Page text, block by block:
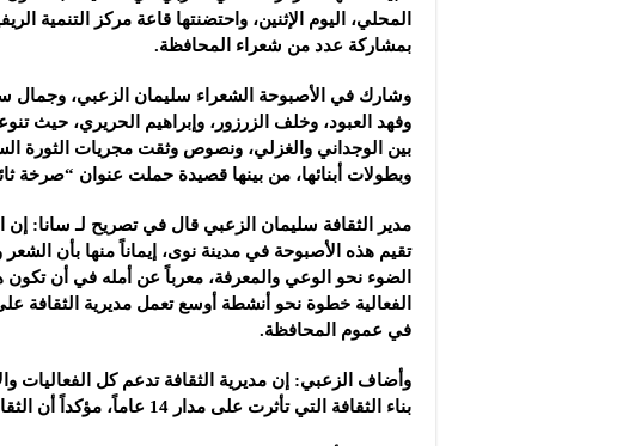
المحلي، اليوم الإثنين، واحتضنتها قاعة مركز التنمية
بمشاركة عدد من شعراء المحافظة.
وشارك في الأصبوحة الشعراء سليمان الزعبي، وجمال
وفهد العبود، وخلف الزرزور، وإبراهيم الحريري، حيث
بين الوجداني والغزلي، ونصوص وثقت مجريات الثورة
وبطولات أبنائها، من بينها قصيدة حملت عنوان “صرخة
مدير الثقافة سليمان الزعبي قال في تصريح لـ سانا: إن
تقيم هذه الأصبوحة في مدينة نوى، إيماناً منها بأن الشعر
الضوء نحو الوعي والمعرفة، معرباً عن أمله في أن تكون
الفعالية خطوة نحو أنشطة أوسع تعمل مديرية الثقافة
في عموم المحافظة.
وأضاف الزعبي: إن مديرية الثقافة تدعم كل الفعاليات
بناء الثقافة التي تأثرت على مدار 14 عاماً، مؤكداً أن الثقافة تبني المجتمع.